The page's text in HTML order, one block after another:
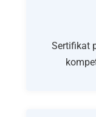
Sertifikat